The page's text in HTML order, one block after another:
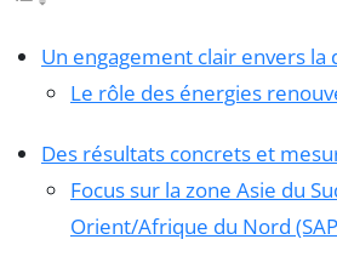
Un engagement clair envers la
Le rôle des énergies
Des résultats concrets et
Focus sur la zone Asie du
Orient/Afrique du Nord